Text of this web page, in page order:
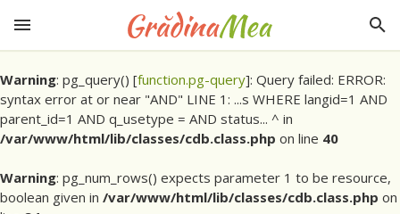
Warning: pg_query() [function.pg-query]: Query failed: ERROR:
syntax error at or near "AND" LINE 1: ...s WHERE langid=1 AND
parent_id=1 AND q_usetype = AND status... ^ in
/var/www/html/lib/classes/cdb.class.php on line 40
Warning: pg_num_rows() expects parameter 1 to be resource,
boolean given in /var/www/html/lib/classes/cdb.class.php on